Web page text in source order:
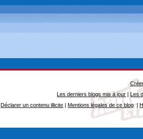
Les derniers blogs mis à jour |Les
Déclarer un contenu illicite |Mentions légales de ce blog|